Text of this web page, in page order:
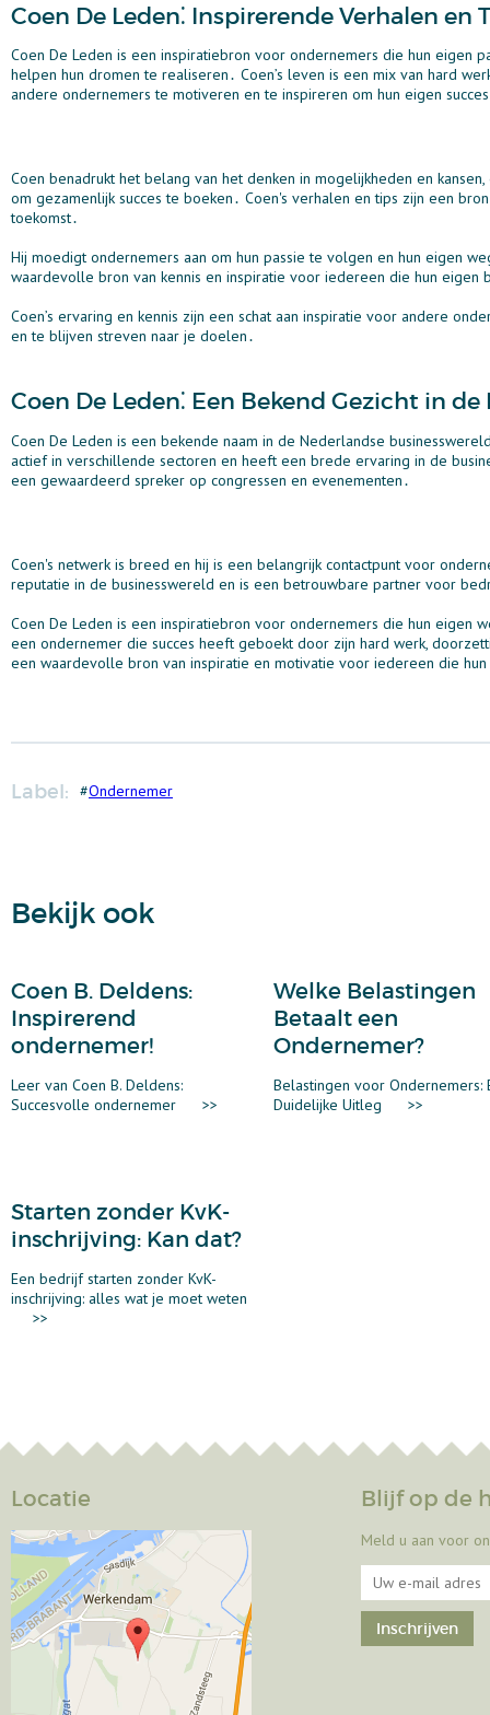
Coen De Leden⁚ Inspirerende Verhalen en
Coen De Leden is een inspiratiebron voor ondernemers die hun eigen
helpen hun dromen te realiseren․ Coen’s leven is een mix van hard
andere ondernemers te motiveren en te inspireren om hun eigen
Coen benadrukt het belang van het denken in mogelijkheden en
om gezamenlijk succes te boeken․ Coen's verhalen en tips zijn een
toekomst․
Hij moedigt ondernemers aan om hun passie te volgen en hun eigen
waardevolle bron van kennis en inspiratie voor iedereen die hun
Coen’s ervaring en kennis zijn een schat aan inspiratie voor andere
en te blijven streven naar je doelen․
Coen De Leden⁚ Een Bekend Gezicht in
Coen De Leden is een bekende naam in de Nederlandse
actief in verschillende sectoren en heeft een brede ervaring in de
een gewaardeerd spreker op congressen en evenementen․
Coen's netwerk is breed en hij is een belangrijk contactpunt voor
reputatie in de businesswereld en is een betrouwbare partner voor
Coen De Leden is een inspiratiebron voor ondernemers die hun
een ondernemer die succes heeft geboekt door zijn hard werk,
een waardevolle bron van inspiratie en motivatie voor iedereen die
Label: #Ondernemer
Bekijk ook
Coen B. Deldens:
Inspirerend
ondernemer!
Leer van Coen B. Deldens:
Succesvolle ondernemer
>>
Welke Belastingen
Betaalt een
Ondernemer?
Belastingen voor Ondernemers:
Duidelijke Uitleg
>>
Starten zonder KvK-
inschrijving: Kan dat?
Een bedrijf starten zonder KvK-
inschrijving: alles wat je moet weten
>>
Locatie Blijf op de
Meld u aan voor